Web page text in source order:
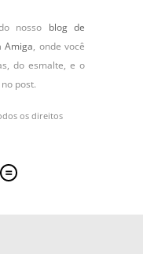
nosso blog de
Amiga, onde você
do esmalte, e o
post.
os direitos